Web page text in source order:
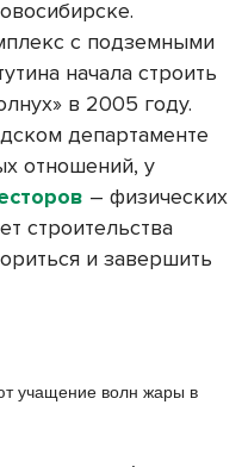
с подземными
начала строить
в 2005 году.
департаменте
отношений, у
– физических
строительства
и завершить
учащение волн жары в